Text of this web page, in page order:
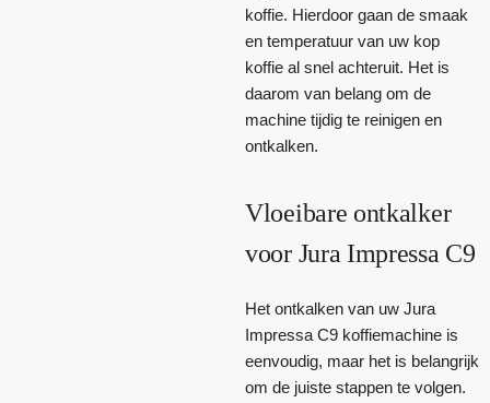
koffie. Hierdoor gaan de smaak
en temperatuur van uw kop
koffie al snel achteruit. Het is
daarom van belang om de
machine tijdig te reinigen en
ontkalken.
Vloeibare ontkalker
voor Jura Impressa C9
Het ontkalken van uw Jura
Impressa C9 koffiemachine is
eenvoudig, maar het is belangrijk
om de juiste stappen te volgen.